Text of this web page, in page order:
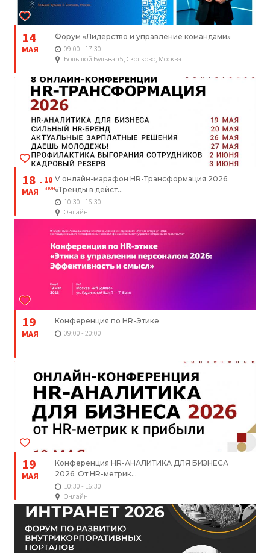
14
МАЯ
Форум «Лидерство и управление командами»
09:00 - 17:30
Большой Бульвар 5, Сколково, Москва
18
МАЯ
10
ИЮН
V онлайн-марафон HR-Трансформация 2026.
«Тренды в дейст...
10:30 - 16:30
Онлайн
19
МАЯ
Конференция по HR-Этике
09:00 - 20:00
19
МАЯ
Конференция HR-АНАЛИТИКА ДЛЯ БИЗНЕСА
2026. От HR-метрик...
10:30 - 16:30
Онлайн